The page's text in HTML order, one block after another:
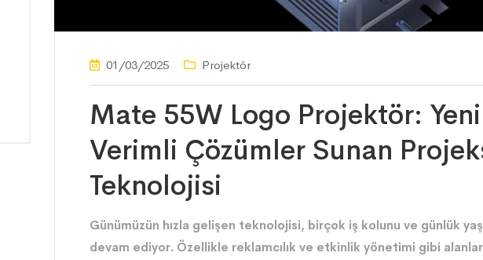
01/03/2025 Projektör
Mate 55W Logo Projektör:
Verimli Çözümler Sunan
Teknolojisi
Günümüzün hızla gelişen teknolojisi, birçok iş kolunu ve günlük
devam ediyor. Özellikle reklamcılık ve etkinlik yönetimi gibi